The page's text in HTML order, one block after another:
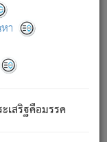
า
สริฐคือมรรค
ก ที่โคนต้นโพธิ์